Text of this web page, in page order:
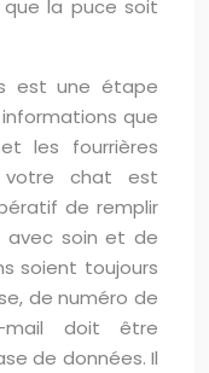
la puce soit
est une étape
que
les fourrières
votre chat est
de remplir
avec soin et de
soient toujours
de numéro de
mail doit être
de données. Il